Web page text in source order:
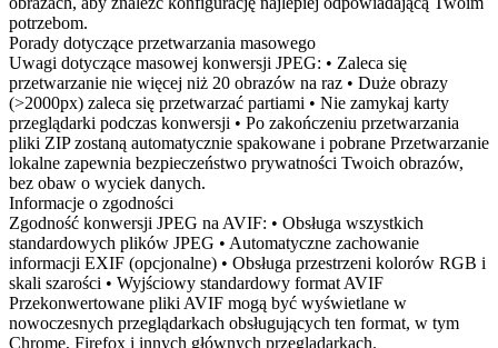
potrzebom.
Porady dotyczące przetwarzania masowego
Uwagi dotyczące masowej konwersji JPEG: • Zaleca się
przetwarzanie nie więcej niż 20 obrazów na raz • Duże obrazy
(>2000px) zaleca się przetwarzać partiami • Nie zamykaj karty
przeglądarki podczas konwersji • Po zakończeniu przetwarzania
pliki ZIP zostaną automatycznie spakowane i pobrane Przetwarzanie
lokalne zapewnia bezpieczeństwo prywatności Twoich obrazów,
bez obaw o wyciek danych.
Informacje o zgodności
Zgodność konwersji JPEG na AVIF: • Obsługa wszystkich
standardowych plików JPEG • Automatyczne zachowanie
informacji EXIF (opcjonalne) • Obsługa przestrzeni kolorów RGB i
skali szarości • Wyjściowy standardowy format AVIF
Przekonwertowane pliki AVIF mogą być wyświetlane w
nowoczesnych przeglądarkach obsługujących ten format, w tym
Chrome, Firefox i innych głównych przeglądarkach.